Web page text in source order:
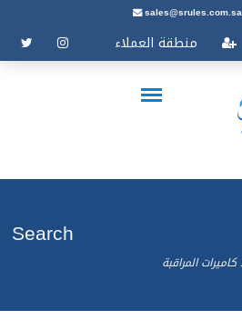
sales@srules.com.sa
منطقة العملاء
Search